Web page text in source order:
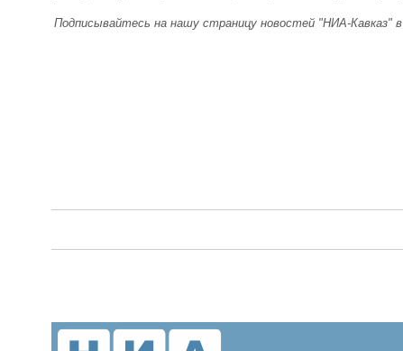
Подписывайтесь на нашу страницу новостей "НИА-Кавказ" в